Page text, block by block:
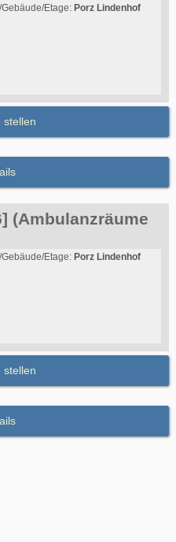
Etage: Porz Lindenhof
stellen
(Ambulanzräume
Etage: Porz Lindenhof
stellen